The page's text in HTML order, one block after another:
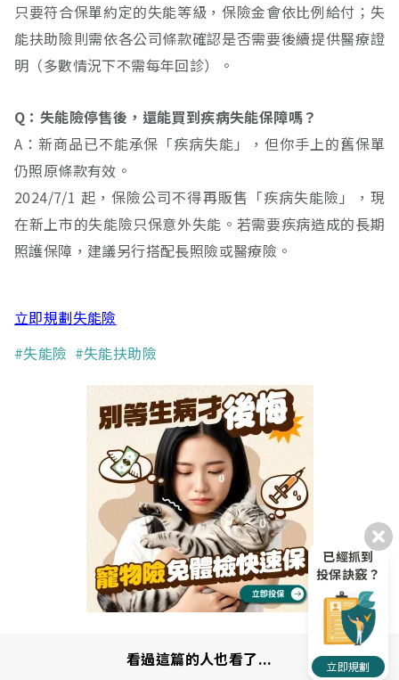
只要符合保單約定的失能等級，保險金會依比例給付；失
能扶助險則需依各公司條款確認是否需要後續提供醫療證
明（多數情況下不需每年回診）。
Q：失能險停售後，還能買到疾病失能保障嗎？
A：新商品已不能承保「疾病失能」，但你手上的舊保單
仍照原條款有效。
2024/7/1 起，保險公司不得再販售「疾病失能險」，現
在新上市的失能險只保意外失能。若需要疾病造成的長期
照護保障，建議另行搭配長照險或醫療險。
立即規劃失能險
#失能險 #失能扶助險
看過這篇的人也看了...
已經抓到
投保訣竅？
立即規劃